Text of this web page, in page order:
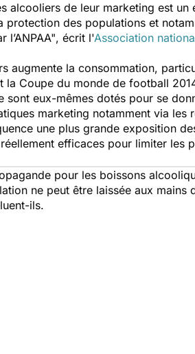
alcooliers de leur marketing est un
des populations et
, écrit l'Association
augmente la consommation,
la Coupe du monde de football
eux-mêmes dotés pour se
marketing notamment via les
une plus grande exposition
efficaces pour limiter les
pour les boissons
ne peut être laissée aux mains
ils.